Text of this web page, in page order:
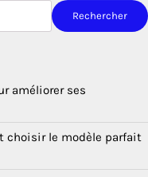
Rechercher
améliorer ses
choisir le modèle parfait